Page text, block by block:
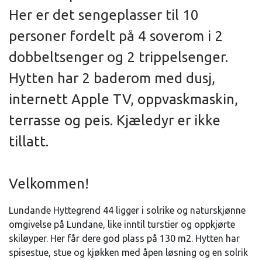
Her er det sengeplasser til 10
personer fordelt på 4 soverom i 2
dobbeltsenger og 2 trippelsenger.
Hytten har 2 baderom med dusj,
internett Apple TV, oppvaskmaskin,
terrasse og peis. Kjæledyr er ikke
tillatt.
Velkommen!
Lundande Hyttegrend 44 ligger i solrike og naturskjønne
omgivelse på Lundane, like inntil turstier og oppkjørte
skiløyper. Her får dere god plass på 130 m2. Hytten har
spisestue, stue og kjøkken med åpen løsning og en solrik